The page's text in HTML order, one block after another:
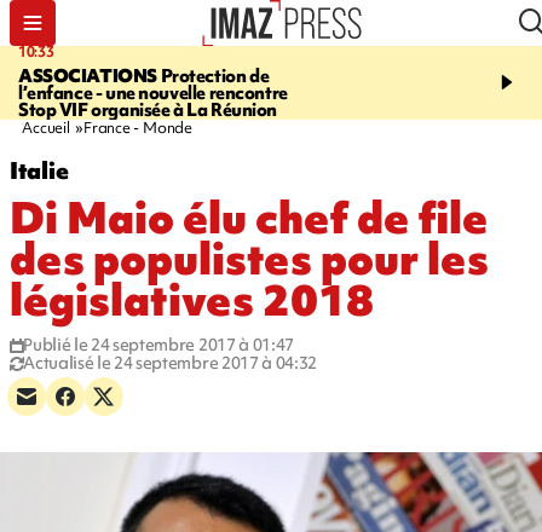
10:33
ASSOCIATIONSProtection de
l’enfance - une nouvelle rencontre
Stop VIF organisée à La Réunion
15:03
Vaste feu
l'ouest du pays, 20.000
Accueil France - Monde
Italie
Di Maio élu chef de file
des populistes pour les
législatives 2018
Publié le 24 septembre 2017 à 01:47
Actualisé le 24 septembre 2017 à 04:32